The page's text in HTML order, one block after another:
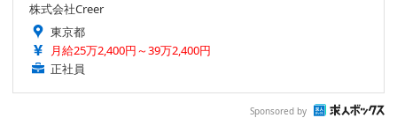
株式会社Creer
東京都
月給25万2,400円～39万2,400円
正社員
Sponsored by